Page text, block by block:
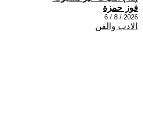
فوز حمزة
2026 / 8 / 6
الادب والفن